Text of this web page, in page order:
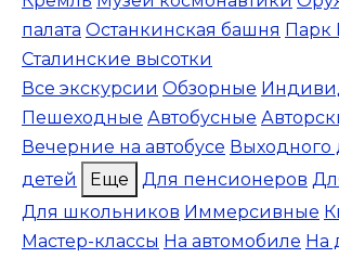
палата Останкинская башня Парк
Сталинские высотки
Все экскурсии Обзорные
Пешеходные Автобусные
Вечерние на автобусе Выходного
детей
Еще Для пенсионеров
Для школьников Иммерсивные
Мастер-классы На автомобиле На